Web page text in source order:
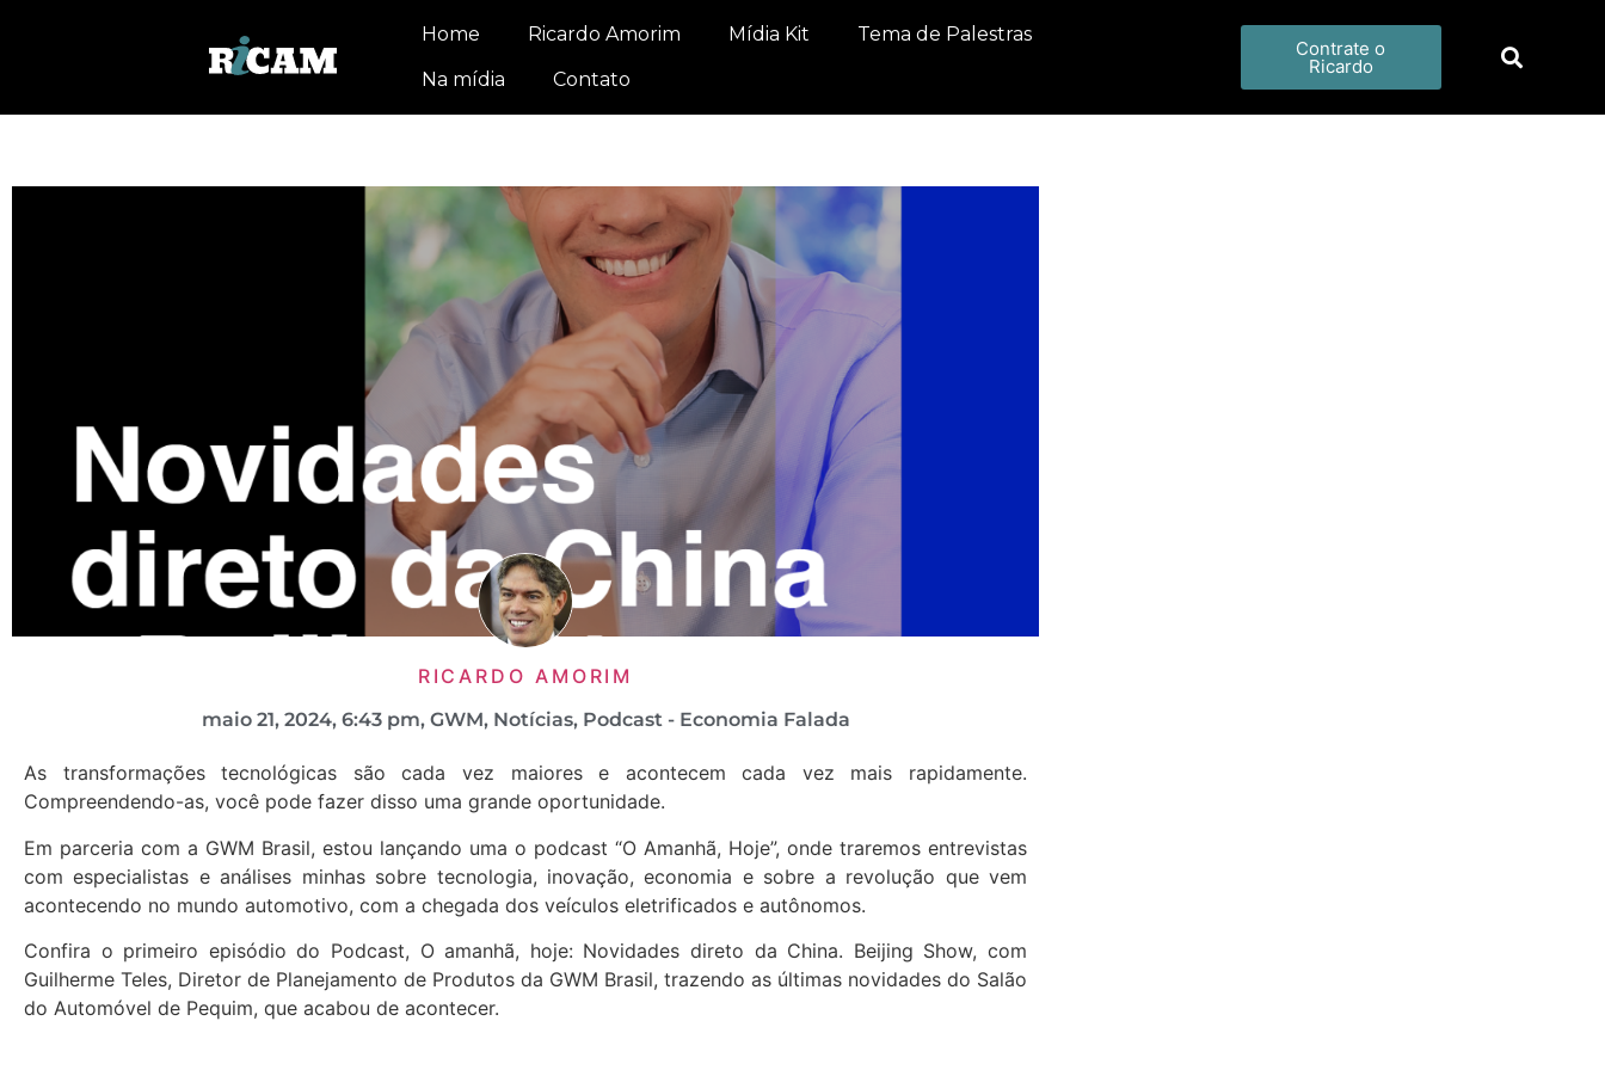
Home Ricardo Amorim Mídia Kit
Tema de Palestras
Na mídia
Contato
Contrate o
Ricardo
RICARDO AMORIM
maio 21, 2024, 6:43 pm, GWM, Notícias, Podcast - Economia Falada
As transformações tecnológicas são cada vez maiores e acontecem cada vez mais rapidamente.
Compreendendo-as, você pode fazer disso uma grande oportunidade.
Em parceria com a GWM Brasil, estou lançando uma o podcast “O Amanhã, Hoje”, onde traremos entrevistas
com especialistas e análises minhas sobre tecnologia, inovação, economia e sobre a revolução que vem
acontecendo no mundo automotivo, com a chegada dos veículos eletrificados e autônomos.
Confira o primeiro episódio do Podcast, O amanhã, hoje: Novidades direto da China. Beijing Show, com
Guilherme Teles, Diretor de Planejamento de Produtos da GWM Brasil, trazendo as últimas novidades do Salão
do Automóvel de Pequim, que acabou de acontecer.